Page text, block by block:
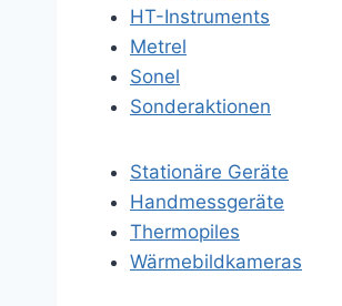
HT-Instruments
Metrel
Sonel
Sonderaktionen
Stationäre Geräte
Handmessgeräte
Thermopiles
Wärmebildkameras